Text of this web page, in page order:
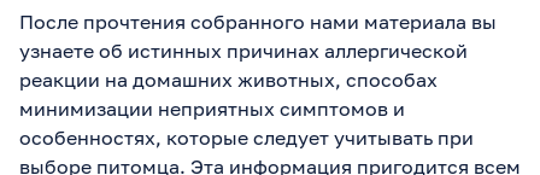
После прочтения собранного нами материала вы
узнаете об истинных причинах аллергической
реакции на домашних животных, способах
минимизации неприятных симптомов и
особенностях, которые следует учитывать при
выборе питомца. Эта информация пригодится всем